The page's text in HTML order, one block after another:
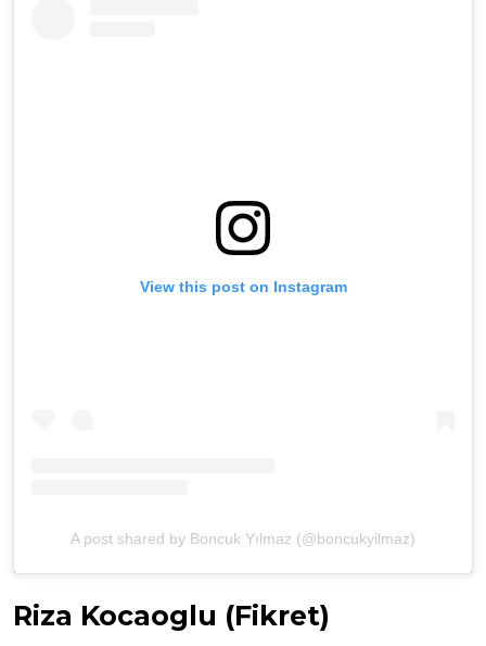
View this post on Instagram
A post shared by Boncuk Yılmaz (@boncukyilmaz)
Riza Kocaoglu (Fikret)